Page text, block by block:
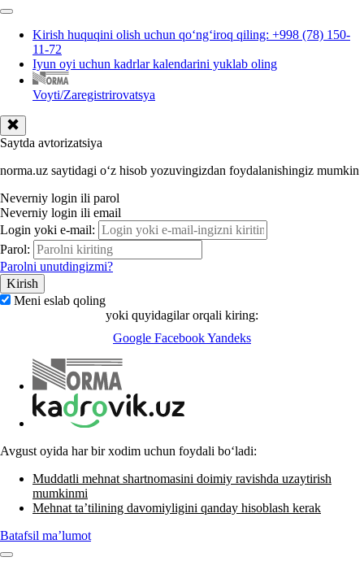
Kirish huquqini olish uchun qoʻngʻiroq qiling: +998 (78) 150-
11-72
Iyun oyi uchun kadrlar kalendarini yuklab oling
Voyti/Zaregistrirovatsya
Saytda avtorizatsiya
norma.uz saytidagi oʻz hisob yozuvingizdan foydalanishingiz mumkin
Neverniy login ili parol
Neverniy login ili email
Login yoki e-mail:
Parol:
Parolni unutdingizmi?
Meni eslab qoling
yoki quyidagilar orqali kiring:
Google FacebookYandeks
Avgust oyida har bir хodim uchun foydali boʻladi:
Muddatli mehnat shartnomasini doimiy ravishda uzaytirish
mumkinmi
Mehnat ta’tilining davomiyligini qanday hisoblash kerak
Batafsil ma’lumot